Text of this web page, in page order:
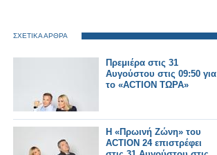
ΣΧΕΤΙΚΑ ΑΡΘΡΑ
Πρεμιέρα στις 31
Αυγούστου στις 09:50 για
το «ACTION ΤΩΡΑ»
Η «Πρωινή Ζώνη» του
ACTION 24 επιστρέφει